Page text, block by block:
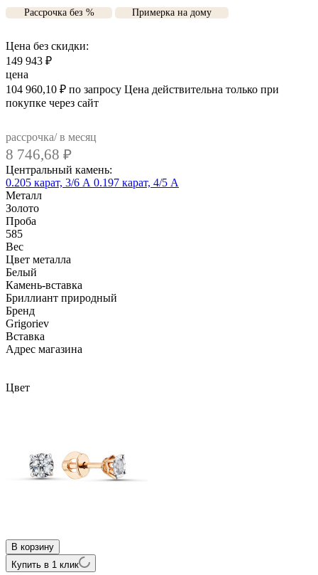
Рассрочка без % Примерка на дому
Цена без скидки:
149 943 ₽
цена
104 960,10 ₽ по запросу Цена действительна только при
покупке через сайт
рассрочка/ в месяц
8 746,68 ₽
Центральный камень:
0.205 карат, 3/6 А 0.197 карат, 4/5 А
Металл
Золото
Проба
585
Вес
Цвет металла
Белый
Камень-вставка
Бриллиант природный
Бренд
Grigoriev
Вcтавка
Адрес магазина
Цвет
В корзину
Купить в 1 клик